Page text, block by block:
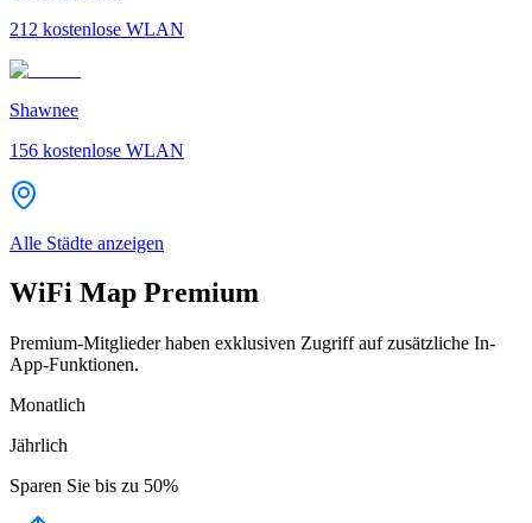
212 kostenlose WLAN
Shawnee
156 kostenlose WLAN
Alle Städte anzeigen
WiFi Map Premium
Premium-Mitglieder haben exklusiven Zugriff auf zusätzliche In-
App-Funktionen.
Monatlich
Jährlich
Sparen Sie bis zu 50%